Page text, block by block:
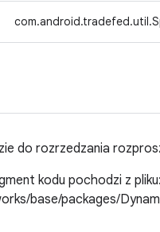
do rozrzedzania
kodu pochodzi z pliku:
base/packages/